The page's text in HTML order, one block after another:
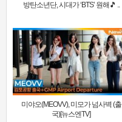
방탄소년단, 시대가 ‘BTS’ 원해🎵 ..
미야오(MEOVV), 미모가 넘사벽 (출
국)[뉴스엔TV]